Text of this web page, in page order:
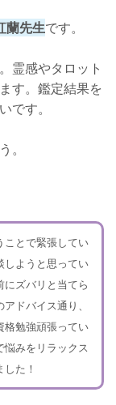
蘭先生です。
霊感やタロット
す。鑑定結果を
です。
。
ことで緊張してい
しようと思ってい
にズバリと当てら
ドバイス通り、
格勉強頑張ってい
悩みをリラックス
た！